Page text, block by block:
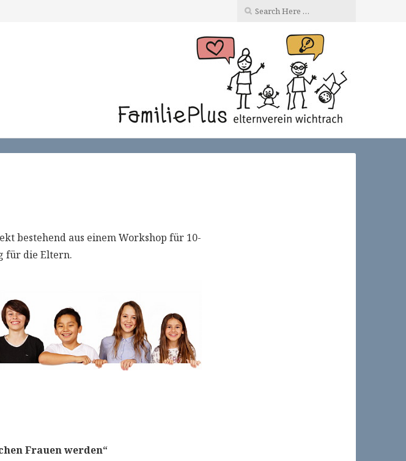
bestehend aus einem Workshop für 10-
für die Eltern.
Frauen werden“